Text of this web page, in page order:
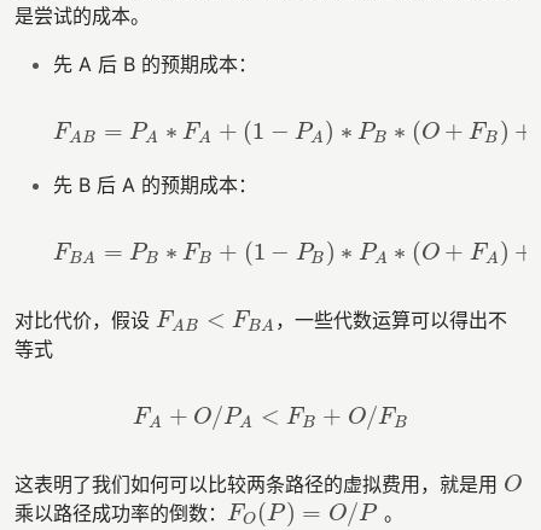
是尝试的成本。
先 A 后 B 的预期成本：
FAB = PA ∗ FA + (1 − PA ) ∗ PB ∗ (O + FB ) +
FAB=P A∗ FA +(1− PA )∗PB∗ (O+ FB )+(1 − PA
先 B 后 A 的预期成本：
FBA = PB ∗ FB + (1 − PB ) ∗ PA ∗ (O + FA ) +
FBA=P B∗ FB +(1−PB )∗PA∗ (O+ FA )+(1 − P
对比代价，假设 FAB < FBA
FAB< FB A
，一些代数运算可以得出不
等式
FA + O/PA < FB + O/FB
F A+O/P A< FB+O/F B
这表明了我们如何可以比较两条路径的虚拟费用，就是用 O
O
乘以路径成功率的倒数： FO (P ) = O/P
FO(P)=O/P 。